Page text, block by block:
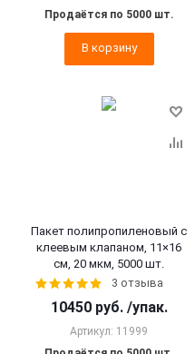
Продаётся по 5000 шт.
В корзину
Пакет полипропиленовый с
клеевым клапаном, 11×16
см, 20 мкм, 5000 шт.
3 отзыва
10450 руб. /упак.
Артикул: 11999